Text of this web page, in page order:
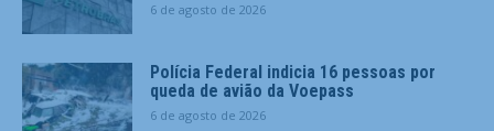
6 de agosto de 2026
Polícia Federal indicia 16 pessoas por
queda de avião da Voepass
6 de agosto de 2026